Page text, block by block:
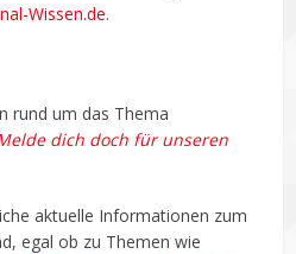
Wissen.de.
rund um das Thema
dich doch für unseren
aktuelle Informationen zum
egal ob zu Themen wie